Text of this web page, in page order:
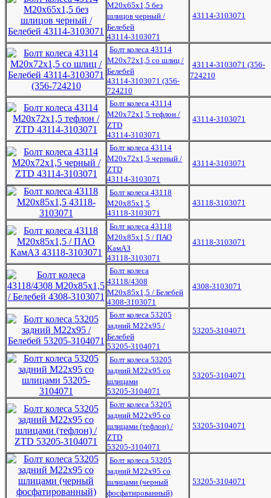
М20х65х1,5 без
шлицов черный /
Белебей
43114-3103071
43114-3103071
Болт колеса 43114
М20х72х1,5 со шлиц /
Белебей
43114-3103071 (356-
724210
43114-3103071 (356-
724210
Болт колеса 43114
М20х72х1,5 тефлон /
ZTD
43114-3103071
43114-3103071
Болт колеса 43114
М20х72х1,5 черный /
ZTD
43114-3103071
43114-3103071
Болт колеса 43118
М20х85х1,5
43118-3103071
43118-3103071
Болт колеса 43118
М20х85х1,5 / ПАО
КамАЗ
43118-3103071
43118-3103071
Болт колеса
43118/4308
М20х85х1,5 / Белебей
4308-3103071
4308-3103071
Болт колеса 53205
задний М22х95 /
Белебей
53205-3104071
53205-3104071
Болт колеса 53205
задний М22х95 со
шлицами
53205-3104071
53205-3104071
Болт колеса 53205
задний М22х95 со
шлицами (тефлон) /
ZTD
53205-3104071
53205-3104071
Болт колеса 53205
задний М22х95 со
шлицами (черный
фосфатированный)
53205-3104071